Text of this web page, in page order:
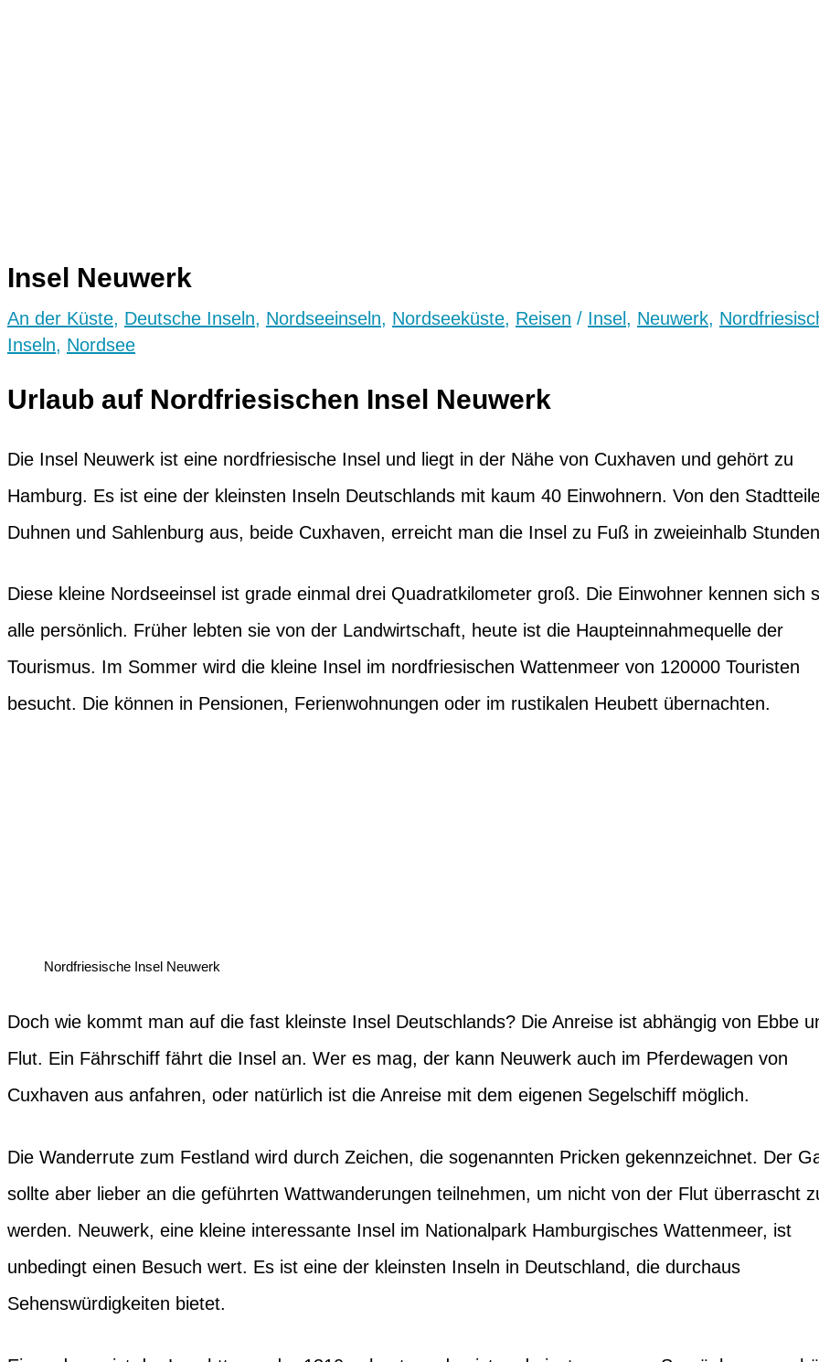
Insel Neuwerk
An der Küste, Deutsche Inseln, Nordseeinseln, Nordseeküste, Reisen / Insel , Neuwerk,
Inseln, Nordsee
Urlaub auf Nordfriesischen Insel Neuwerk
Die Insel Neuwerk ist eine nordfriesische Insel und liegt in der Nähe von Cuxhaven und gehört zu
Hamburg. Es ist eine der kleinsten Inseln Deutschlands mit kaum 40 Einwohnern. Von den
Duhnen und Sahlenburg aus, beide Cuxhaven, erreicht man die Insel zu Fuß in zweieinhalb
Diese kleine Nordseeinsel ist grade einmal drei Quadratkilometer groß. Die Einwohner kennen sich
alle persönlich. Früher lebten sie von der Landwirtschaft, heute ist die Haupteinnahmequelle der
Tourismus. Im Sommer wird die kleine Insel im nordfriesischen Wattenmeer von 120000 Touristen
besucht. Die können in Pensionen, Ferienwohnungen oder im rustikalen Heubett übernachten.
Nordfriesische Insel Neuwerk
Doch wie kommt man auf die fast kleinste Insel Deutschlands? Die Anreise ist abhängig von Ebbe
Flut. Ein Fährschiff fährt die Insel an. Wer es mag, der kann Neuwerk auch im Pferdewagen von
Cuxhaven aus anfahren, oder natürlich ist die Anreise mit dem eigenen Segelschiff möglich.
Die Wanderrute zum Festland wird durch Zeichen, die sogenannten Pricken gekennzeichnet. Der
sollte aber lieber an die geführten Wattwanderungen teilnehmen, um nicht von der Flut überrascht
werden. Neuwerk, eine kleine interessante Insel im Nationalpark Hamburgisches Wattenmeer, ist
unbedingt einen Besuch wert. Es ist eine der kleinsten Inseln in Deutschland, die durchaus
Sehenswürdigkeiten bietet.